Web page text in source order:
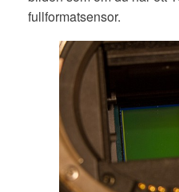
fullformatsensor.